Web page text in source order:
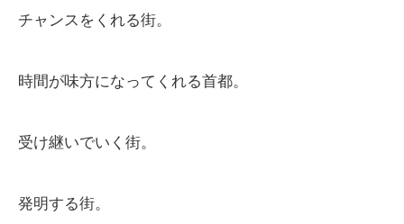
チャンスをくれる街。
時間が味方になってくれる首都。
受け継いでいく街。
発明する街。